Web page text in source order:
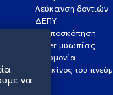
Λεύκανση δοντιών
ΔΕΠΥ
Κολποσκόπηση
Laser μυωπίας
Πνευμονία
Καρκίνος του
να